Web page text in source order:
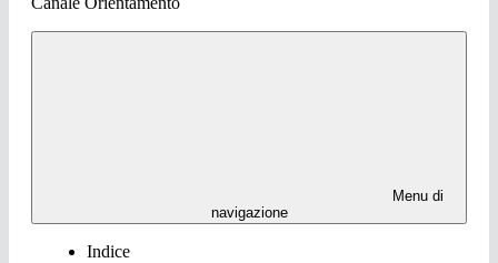
Menu di
navigazione
Indice